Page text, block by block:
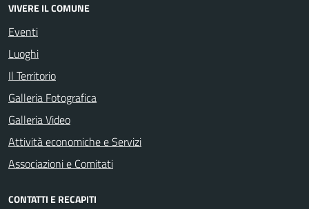
VIVERE IL COMUNE
Eventi
Luoghi
Il Territorio
Galleria Fotografica
Galleria Video
Attività economiche e Servizi
Associazioni e Comitati
CONTATTI E RECAPITI